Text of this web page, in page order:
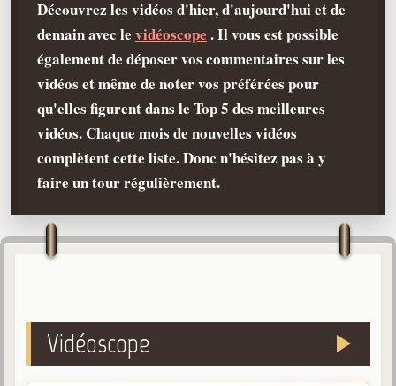
La doctrine Spirite
Les bases du spiritisme
Philosophie
But des manifestations spirites
Esprits
Médiums
Allan Kardec
Découvrez les vidéos d'hier, d'aujourd'hui et de
demain avec le vidéoscope . Il vous est possible
également de déposer vos commentaires sur les
vidéos et même de noter vos préférées pour
qu'elles figurent dans le Top 5 des meilleures
vidéos. Chaque mois de nouvelles vidéos
complètent cette liste. Donc n'hésitez pas à y
faire un tour régulièrement.
Vidéoscope